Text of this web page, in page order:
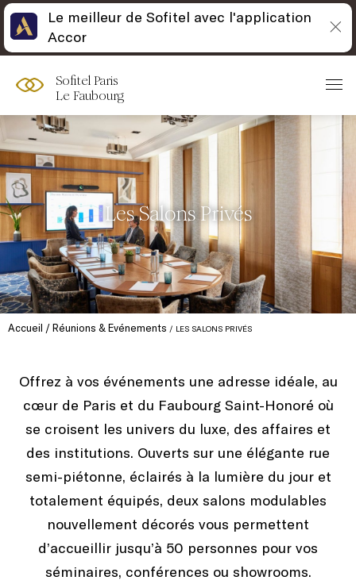
Sofitel Paris
Le Faubourg
Les Salons Privés
Accueil Réunions & Evénements LES SALONS PRIVÉS
Offrez à vos événements une adresse idéale, au
cœur de Paris et du Faubourg Saint-Honoré où
se croisent les univers du luxe, des affaires et
des institutions. Ouverts sur une élégante rue
semi-piétonne, éclairés à la lumière du jour et
totalement équipés, deux salons modulables
nouvellement décorés vous permettent
d’accueillir jusqu’à 50 personnes pour vos
séminaires, conférences ou showrooms.
Le meilleur de Sofitel avec l'application
Accor